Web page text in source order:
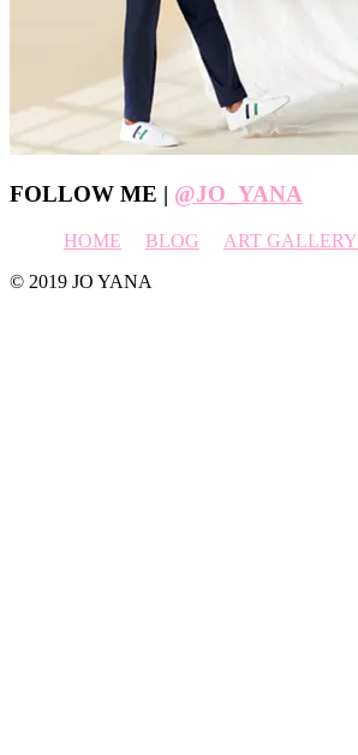
Footer
FOLLOW ME | @JO_YANA
HOME BLOG ART GALLERY
© 2019 JO YANA